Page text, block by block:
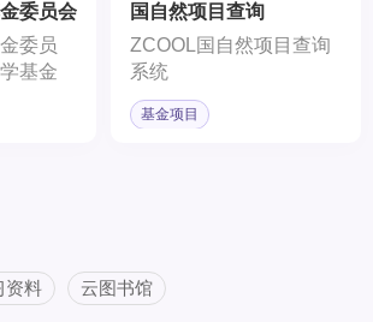
委员会
委员
基金
家自然
直属事
鉴国际
向全国
国自然项目查询
ZCOOL国自然项目查询
系统
基金项目
资料 云图书馆